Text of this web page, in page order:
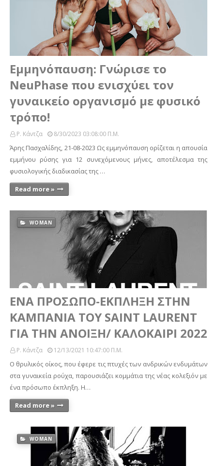
Εμμηνόπαυση: Γνώρισε το
NeuPhase που ενισχύει τον
γυναικείο οργανισμό με φυσικό
τρόπο!
Ρ. Κάντζα 8/30/2023 03:08:00 Π.μ.
Άρης Πασχαλίδης, 21-08-2023 Ως εμμηνόπαυση ορίζεται η απουσία
εμμήνου ρύσης για 12 συνεχόμενους μήνες, αποτέλεσμα της
φυσιολογικής διαδικασίας της …
Read more »
WOMAN
ΕΝΑ ΠΡΟΣΩΠΟ-ΕΚΠΛΗΞΗ ΣΤΗΝ
ΚΑΜΠΑΝΙΑ ΤΟΥ SAINT LAURENT
ΓΙΑ ΤΗΝ ΑΝΟΙΞΗ/ ΚΑΛΟΚΑΙΡΙ 2022
Ρ. Κάντζα 12/13/2021 10:47:00 Π.μ.
Ο θρυλικός οίκος, που έφερε τις πτυχές των ανδρικών ενδυμάτων
στα γυναικεία ρούχα, παρουσιάζει κομμάτια της νέας κολεξιόν με
ένα πρόσωπο έκπληξη. Η…
Read more »
WOMAN